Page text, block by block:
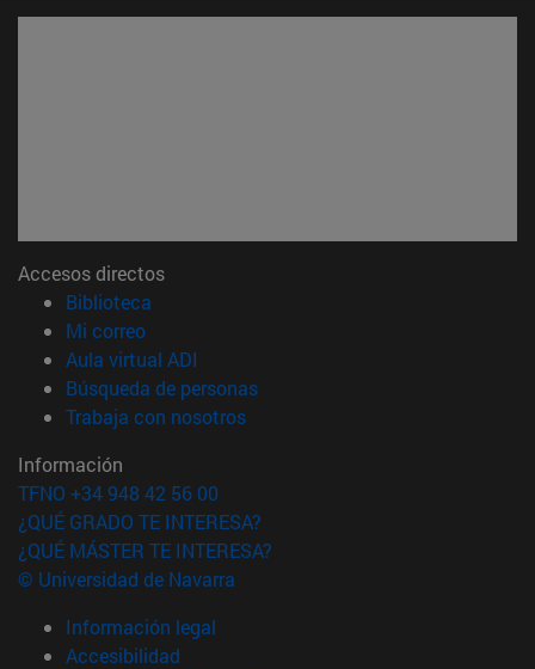
Accesos directos
Biblioteca
Mi correo(abre en nueva ventana)
Aula virtual ADI
Búsqueda de personas(abre en nueva ventana)
Trabaja con nosotros(abre en nueva ventana)
Información
TFNO +34 948 42 56 00
¿QUÉ GRADO TE INTERESA?
¿QUÉ MÁSTER TE INTERESA?
© Universidad de Navarra
Información legal
Accesibilidad